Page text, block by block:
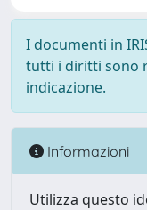
I documenti in
tutti i diritti sono
indicazione.
Informazioni
Utilizza questo